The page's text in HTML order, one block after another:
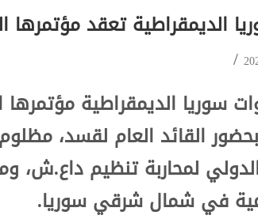
الديمقراطية تعقد
سوريا الديمقراطية مؤتمرها
القائد العام لقسد،
لمحاربة تنظيم داع.ش،
في شمال شرقي سوريا.